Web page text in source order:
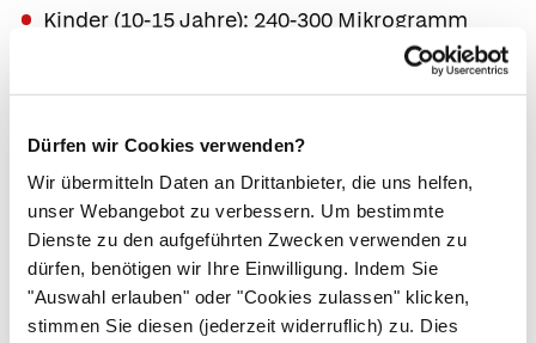
Dürfen wir Cookies verwenden?
Wir übermitteln Daten an Drittanbieter, die uns helfen,
unser Webangebot zu verbessern. Um bestimmte
Dienste zu den aufgeführten Zwecken verwenden zu
dürfen, benötigen wir Ihre Einwilligung. Indem Sie
"Auswahl erlauben" oder "Cookies zulassen" klicken,
stimmen Sie diesen (jederzeit widerruflich) zu. Dies
Kinder (10-15 Jahre): 240-300 Mikrogramm
Kinder (1-10 Jahre): 120-180 Mikrogramm
Äquivalent/Tag
Mangelerscheinungen
Bei einem Folsäuremangel sind viele